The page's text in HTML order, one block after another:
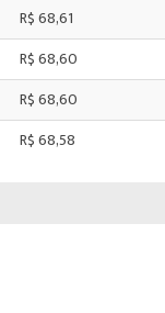
R$ 68,61
R$ 68,60
R$ 68,60
R$ 68,58